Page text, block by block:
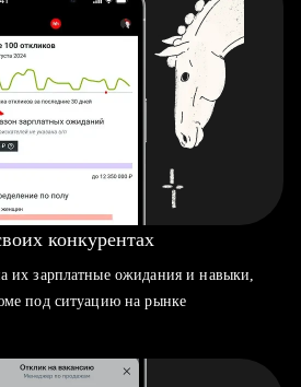
конкурентах
их зарплатные ожидания и навыки,
под ситуацию на рынке